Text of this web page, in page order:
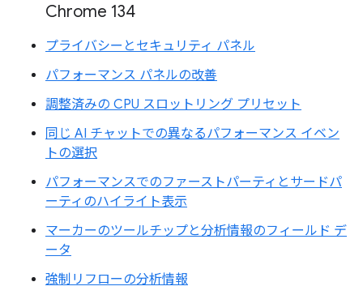
Chrome 134
プライバシーとセキュリティ パネル
パフォーマンス パネルの改善
調整済みの CPU スロットリング プリセット
同じ AI チャットでの異なるパフォーマンス イベン
トの選択
パフォーマンスでのファーストパーティとサードパ
ーティのハイライト表示
マーカーのツールチップと分析情報のフィールド デ
ータ
強制リフローの分析情報